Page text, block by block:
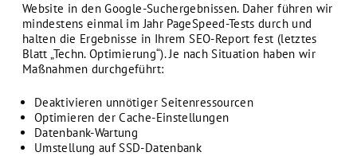
Website in den Google-Suchergebnissen. Daher führen wir
mindestens einmal im Jahr PageSpeed-Tests durch und
halten die Ergebnisse in Ihrem SEO-Report fest (letztes
Blatt „Techn. Optimierung“). Je nach Situation haben wir
Maßnahmen durchgeführt:
Deaktivieren unnötiger Seitenressourcen
Optimieren der Cache-Einstellungen
Datenbank-Wartung
Umstellung auf SSD-Datenbank